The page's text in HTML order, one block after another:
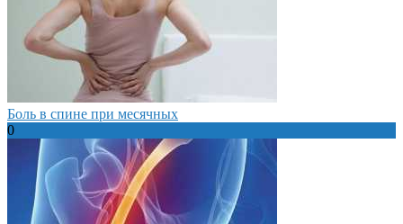
Боль в спине при месячных
0